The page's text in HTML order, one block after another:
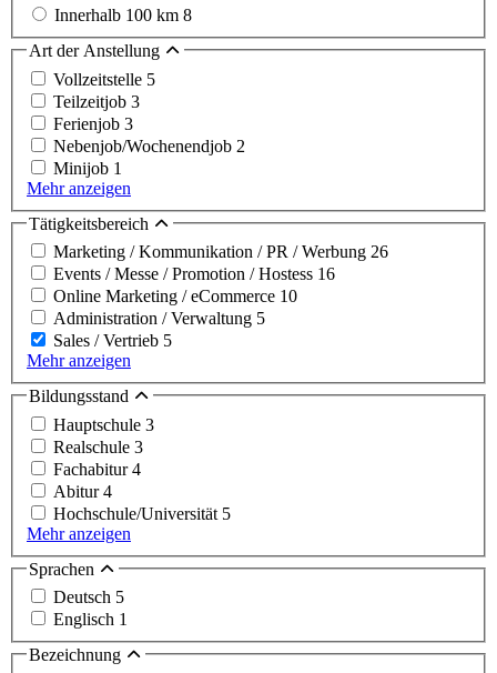
Innerhalb 100 km 8
Art der Anstellung
Vollzeitstelle 5
Teilzeitjob 3
Ferienjob 3
Nebenjob/Wochenendjob 2
Minijob 1
Mehr anzeigen
Tätigkeitsbereich
Marketing / Kommunikation / PR / Werbung 26
Events / Messe / Promotion / Hostess 16
Online Marketing / eCommerce 10
Administration / Verwaltung 5
Sales / Vertrieb 5
Mehr anzeigen
Bildungsstand
Hauptschule 3
Realschule 3
Fachabitur4
Abitur4
Hochschule/Universität 5
Mehr anzeigen
Sprachen
Deutsch 5
Englisch 1
Bezeichnung